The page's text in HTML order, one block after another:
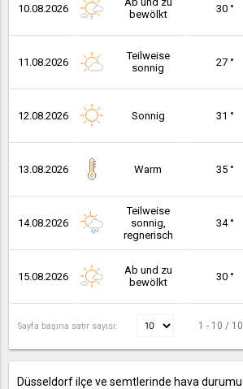
10.08.2026
bewölkt
30 °
11.08.2026
Teilweise
sonnig
27 °
12.08.2026 Sonnig 31 °
13.08.2026 Warm 35 °
14.08.2026
Teilweise
sonnig,
regnerisch
34 °
15.08.2026
Ab und zu
bewölkt
30 °
Sayfa başına satır sayısı: 1 - 10 / 10
Düsseldorf ilçe ve semtlerinde hava durumu